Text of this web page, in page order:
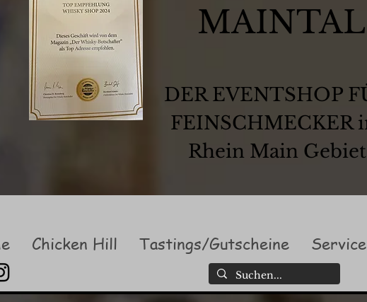
MAINTAL
DER EVENTSHOP
FEINSCHMECKER
Rhein Main Gebiet
Chicken Hill Tastings/Gutscheine Service